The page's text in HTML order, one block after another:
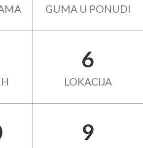
GUMA U PONUDI
6
LOKACIJA
9